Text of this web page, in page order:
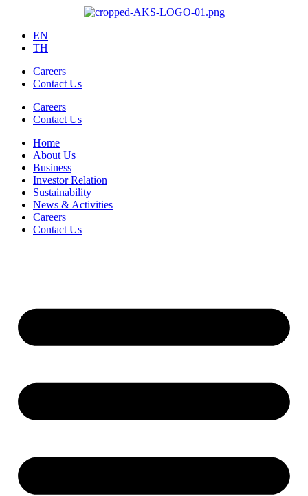
EN
TH
Careers
Contact Us
Careers
Contact Us
Home
About Us
Business
Investor Relation
Sustainability
News & Activities
Careers
Contact Us